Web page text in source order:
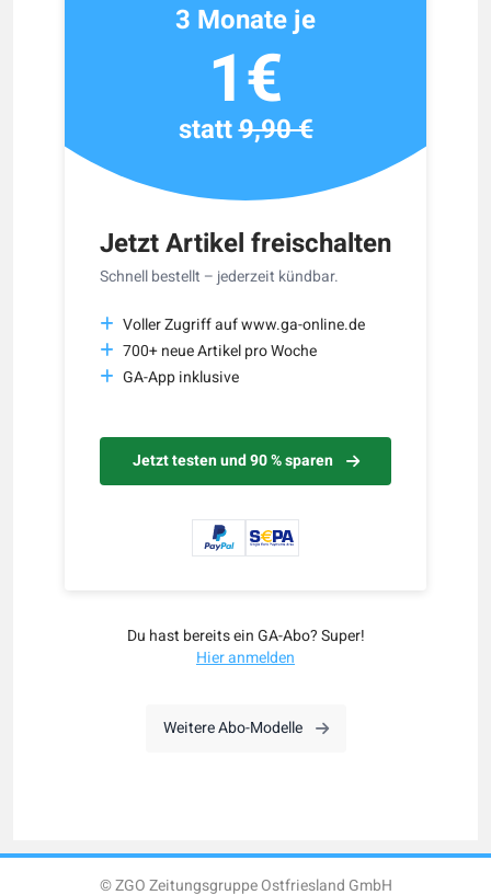
Jetzt Artikel freischalten
Schnell bestellt – jederzeit kündbar.
Voller Zugriff auf www.ga-online.de
700+ neue Artikel pro Woche
GA-App inklusive
Jetzt testen und 90 % sparen
3 Monate je
1€
statt9,90 €
Du hast bereits ein GA-Abo? Super!
Hier anmelden
Weitere Abo-Modelle
© ZGO Zeitungsgruppe Ostfriesland GmbH